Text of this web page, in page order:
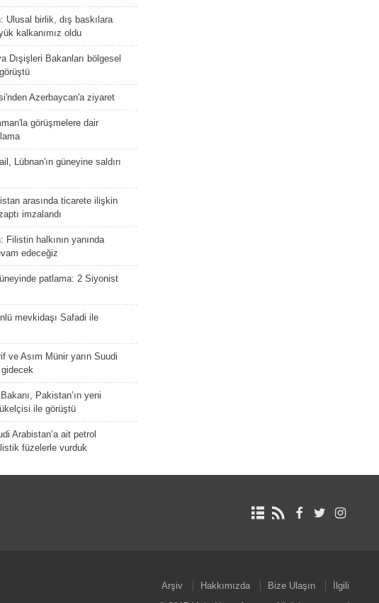
Ulusal birlik, dış baskılara
kalkanımız oldu
Dışişleri Bakanları bölgesel
Azerbaycan'a ziyaret
görüşmelere dair
Lübnan'ın güneyine saldırı
arasında ticarete ilişkin
imzalandı
Filistin halkının yanında
edeceğiz
patlama: 2 Siyonist
mevkidaşı Safadi ile
ve Asım Münir yarın Suudi
Pakistan’ın yeni
ile görüştü
Arabistan’a ait petrol
füzelerle vurduk
Arşiv Hakkımızda Bize Ulaşın
İlgili